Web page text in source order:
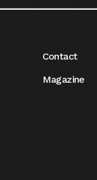
Contact
Magazine